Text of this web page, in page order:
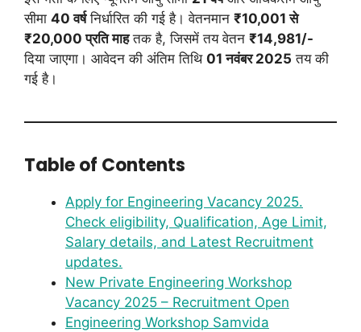
सीमा 40 वर्षनिर्धारित की गई है। वेतनमान ₹10,001 से
₹20,000 प्रति माहतक है, जिसमें तय वेतन ₹14,981/-
दिया जाएगा। आवेदन की अंतिम तिथि 01 नवंबर 2025 तय की
गई है।
Table of Contents
Apply for Engineering Vacancy 2025.
Check eligibility, Qualification, Age Limit,
Salary details, and Latest Recruitment
updates.
New Private Engineering Workshop
Vacancy 2025 – Recruitment Open
Engineering Workshop Samvida